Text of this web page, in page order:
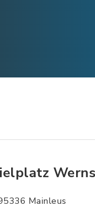
Mainleus